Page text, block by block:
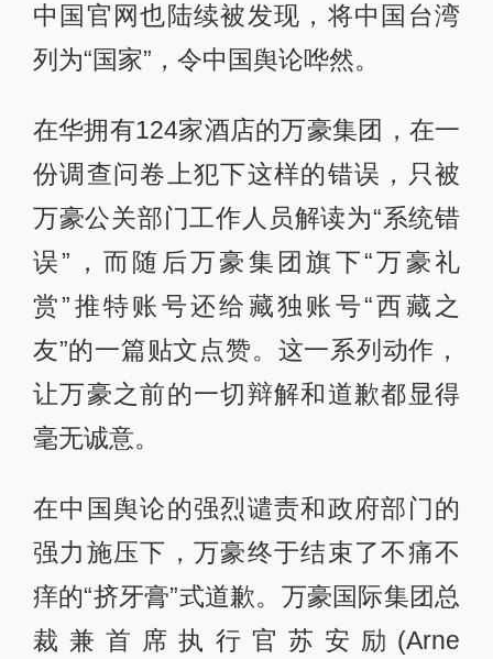
中国官网也陆续被发现，将中国台湾
列为“国家”，令中国舆论哗然。
在华拥有124家酒店的万豪集团，在一
份调查问卷上犯下这样的错误，只被
万豪公关部门工作人员解读为“系统错
误”，而随后万豪集团旗下“万豪礼
赏”推特账号还给藏独账号“西藏之
友”的一篇贴文点赞。这一系列动作，
让万豪之前的一切辩解和道歉都显得
毫无诚意。
在中国舆论的强烈谴责和政府部门的
强力施压下，万豪终于结束了不痛不
痒的“挤牙膏”式道歉。万豪国际集团总
裁兼首席执行官苏安励(Arne